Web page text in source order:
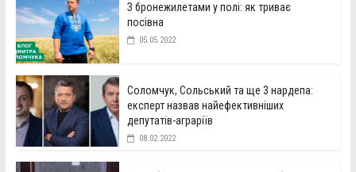
З бронежилетами у полі: як триває
посівна
05.05.2022
Соломчук, Сольський та ще 3 нардепа:
експерт назвав найефективніших
депутатів-аграріїв
08.02.2022